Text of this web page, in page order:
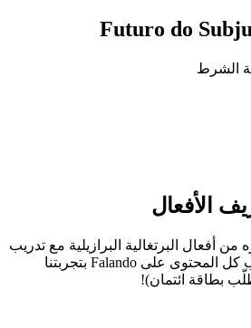
Futuro do
الشرط
الأفعال
أفعال البرتغالية البرازيلية مع تدريب
تصريف الأفعال لدينا. جرّب كل المحتوى على Falando بتجربتنا